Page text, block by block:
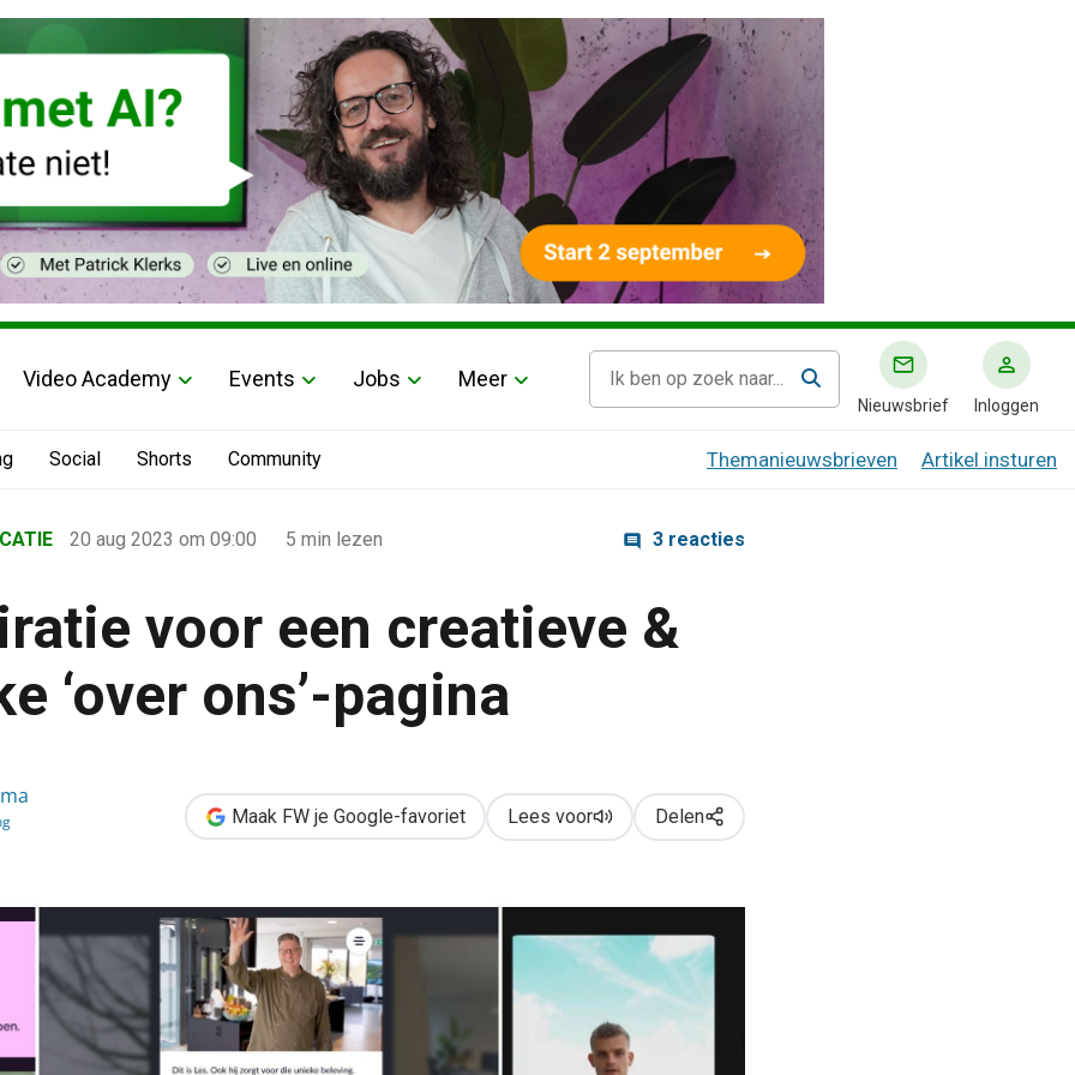
Video Academy Events Jobs Meer
Nieuwsbrief Inloggen
Social Shorts Community Themanieuwsbrieven Artikel insturen
20 aug 2023 om 09:00 5 min lezen 3 reacties
voor een creatieve &
‘over ons’-pagina
Maak FW je Google-favoriet Lees voor Delen